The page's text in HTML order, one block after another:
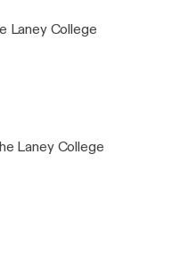
Laney College
Laney College